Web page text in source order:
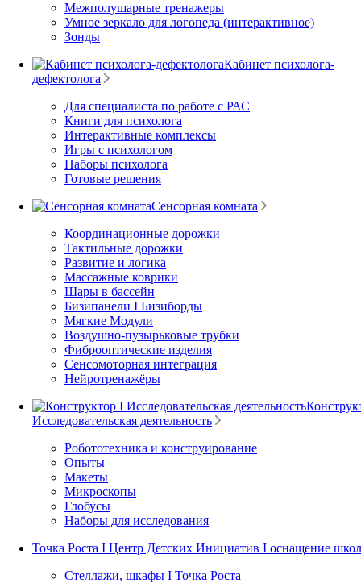
Межполушарные тренажеры
Умное зеркало для логопеда (интерактивное)
Зонды
Кабинет психолога-
дефектолога
Для специалиста по работе с РАС
Книги для психолога
Интерактивные комплексы
Игры с психологом
Наборы психолога
Готовые решения
Сенсорная комната
Координационные дорожки
Тактильные дорожки
Развитие и логика
Массажные коврики
Шары в бассейн
Бизипанели I Бизиборды
Мягкие Модули
Воздушно-пузырьковые трубки
Фиброоптические изделия
Сенсомоторная интеграция
Нейротренажёры
Исследовательская деятельность
Робототехника и конструирование
Опыты
Макеты
Микроскопы
Глобусы
Наборы для исследования
Точка Роста I Центр Детских Инициатив I оснащение
Стеллажи, шкафы I Точка Роста